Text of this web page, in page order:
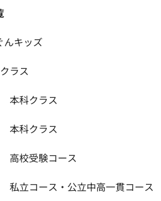
んキッズ
ラス
本科クラス
本科クラス
高校受験コース
私立コース・公立中高一貫コース